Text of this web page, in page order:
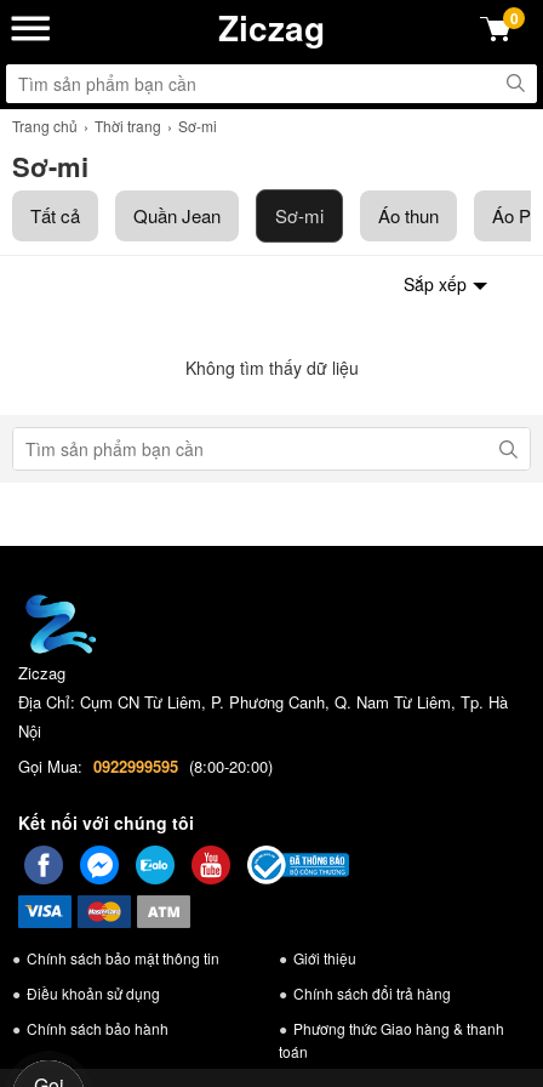
Ziczag 0
Trang chủ Thời trang Sơ-mi
Sơ-mi
Tất cả Quần Jean Sơ-mi Áo thun Áo
Sắp xếp
Không tìm thấy dữ liệu
Ziczag
Địa Chỉ: Cụm CN Từ Liêm, P. Phương Canh, Q. Nam Từ Liêm, Tp. Hà
Nội
Gọi Mua: 0922999595 (8:00-20:00)
Kết nối với chúng tôi
Chính sách bảo mật thông tin
Giới thiệu
Điều khoản sử dụng
Chính sách đổi trả hàng
Chính sách bảo hành
Phương thức Giao hàng & thanh
toán